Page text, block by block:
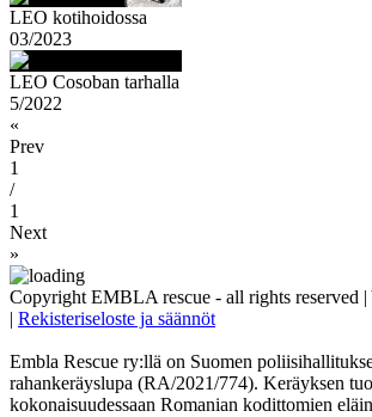
LEO kotihoidossa
03/2023
LEO Cosoban tarhalla
5/2022
«
Prev
1
/
1
Next
»
Copyright EMBLA rescue - all rights reserved |
| Rekisteriseloste ja säännöt
Embla Rescue ry:llä on Suomen
rahankeräyslupa (RA/2021/774). Keräyksen
kokonaisuudessaan Romanian kodittomien